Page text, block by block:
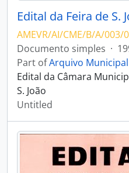
Edital da Feira de S.
AMEVR/AI/CME/B/A/003/
Documento simples ·
Part ofArquivo
Edital da Câmara
S. João
Untitled